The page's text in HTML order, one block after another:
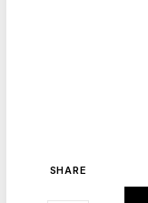
SHARE